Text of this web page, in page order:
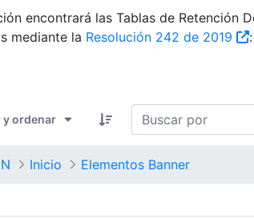
encontrará las Tablas de Retención
mediante la Resolución 242 de 2019 :
y ordenar
Inicio Elementos Banner